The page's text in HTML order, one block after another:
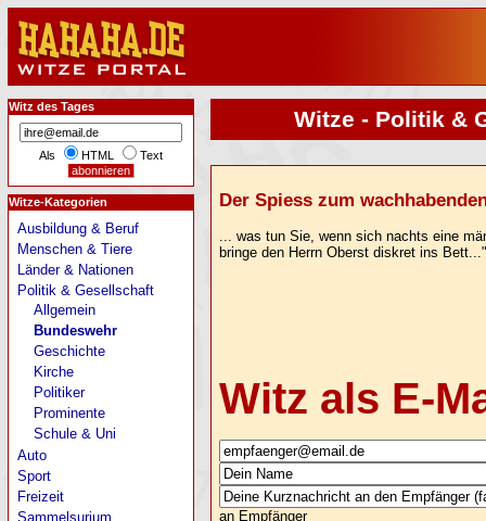
Witze - Politik &
Der Spiess zum
... was tun Sie, wenn sich nachts eine
bringe den Herrn Oberst diskret ins Bett..."
Witz als E-
an Empfänger
Witz des Tages
Als HTML Text
Witze-Kategorien
Ausbildung & Beruf
Menschen & Tiere
Länder & Nationen
Politik & Gesellschaft
Allgemein
Bundeswehr
Geschichte
Kirche
Politiker
Prominente
Schule & Uni
Auto
Sport
Freizeit
Sammelsurium